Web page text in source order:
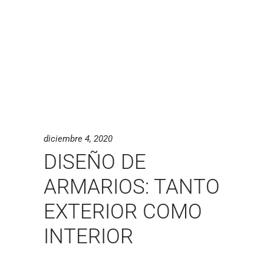
diciembre 4, 2020
DISEÑO DE
ARMARIOS: TANTO
EXTERIOR COMO
INTERIOR